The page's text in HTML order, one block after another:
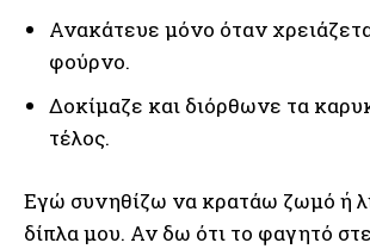
Ανακάτευε μόνο όταν
φούρνο.
Δοκίμαζε και διόρθωνε τα
τέλος.
Εγώ συνηθίζω να κρατάω ζωμό ή
δίπλα μου. Αν δω ότι το φαγητό